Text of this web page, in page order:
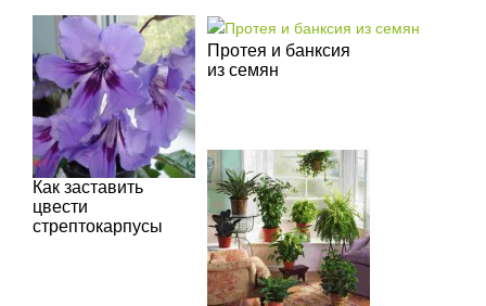
Как заставить
цвести
стрептокарпусы
Протея и банксия
из семян